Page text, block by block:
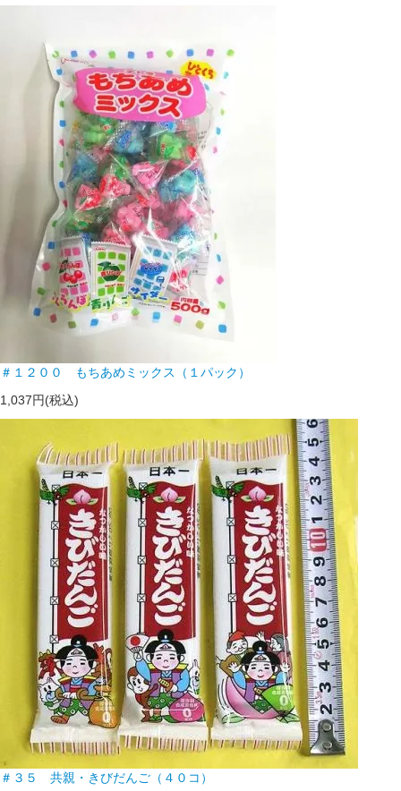
＃１２００ もちあめミックス（１パック）
1,037円(税込)
＃３５ 共親・きびだんご（４０コ）